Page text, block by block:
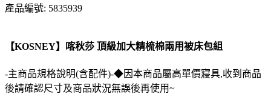
產品編號: 5835939
【KOSNEY】喀秋莎 頂級加大精梳棉兩用被床包組
-主商品規格說明(含配件)-◆因本商品屬高單價寢具,收到商品
後請確認尺寸及商品狀況無誤後再使用~